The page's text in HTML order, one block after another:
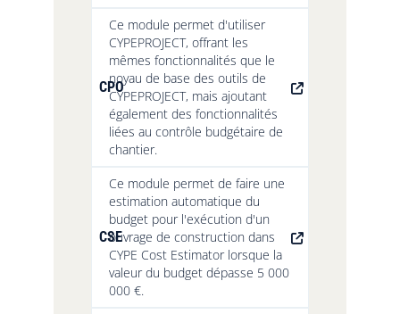
CPO
Ce module permet d'utiliser
CYPEPROJECT, offrant les
mêmes fonctionnalités que le
noyau de base des outils de
CYPEPROJECT, mais ajoutant
également des fonctionnalités
liées au contrôle budgétaire de
chantier.
CSE
Ce module permet de faire une
estimation automatique du
budget pour l'exécution d'un
ouvrage de construction dans
CYPE Cost Estimator lorsque la
valeur du budget dépasse 5 000
000 €.